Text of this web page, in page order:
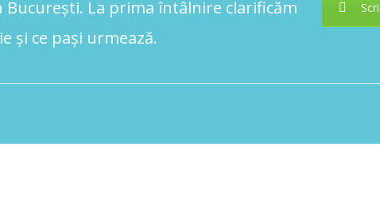
La prima întâlnire clarificăm
și ce pași urmează.